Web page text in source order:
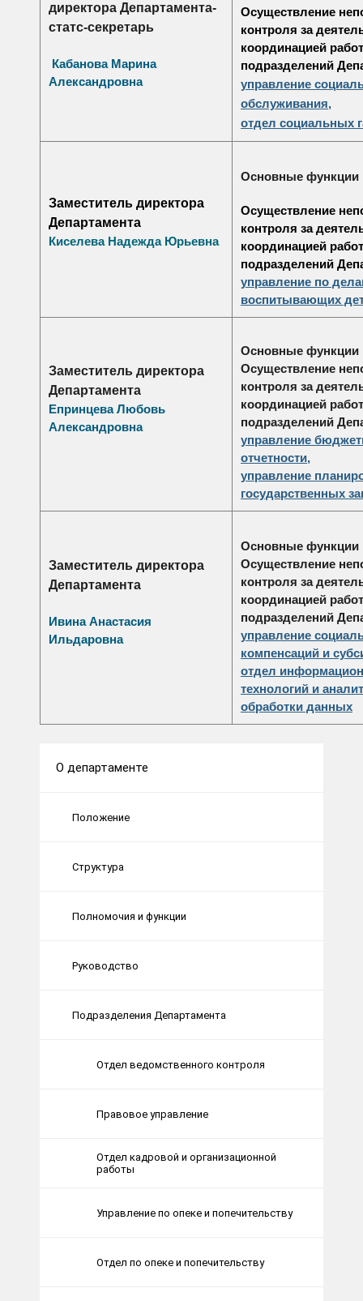
директора Департамента-
статс-секретарь
Кабанова Марина
Александровна
Осуществление
контроля за
координацией
подразделений
управление
обслуживания,
отдел социальных
Заместитель директора
Департамента
Киселева Надежда Юрьевна
Основные функции
Осуществление
контроля за
координацией
подразделений
управление по
воспитывающих
Заместитель директора
Департамента
Епринцева Любовь
Александровна
Основные функции
Осуществление
контроля за
координацией
подразделений
управление
отчетности,
управление
государственных
Заместитель директора
Департамента
Ивина Анастасия
Ильдаровна
Основные функции
Осуществление
контроля за
координацией
подразделений
управление
компенсаций и
отдел
технологий и
обработки данных
О департаменте
Положение
Структура
Полномочия и функции
Руководство
Подразделения Департамента
Отдел ведомственного контроля
Правовое управление
Отдел кадровой и организационной
работы
Управление по опеке и попечительству
Отдел по опеке и попечительству